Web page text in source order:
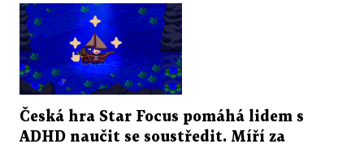
Česká hra Star Focus pomáhá lidem s
ADHD naučit se soustředit. Míří za